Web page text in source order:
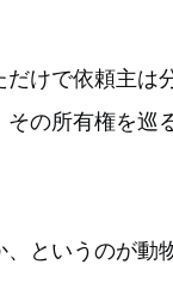
けで依頼主は
の所有権を巡
というのが動